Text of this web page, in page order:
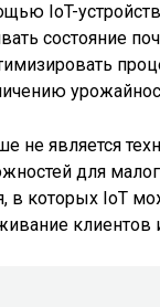
IoT-
состояние
не является
для
в которых IoT
клиентов